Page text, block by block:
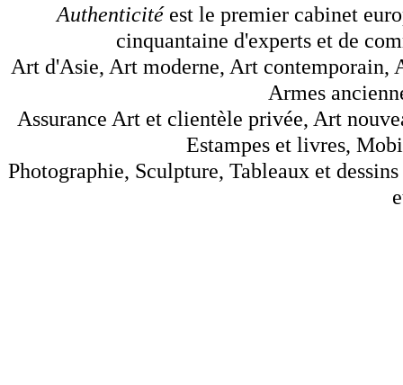
Authenticitéest le premier cabinet
cinquantaine d'experts et de
Art d'Asie, Art moderne, Art contemporain,
Armes
Assurance Art et clientèle privée, Art
Estampes et livres,
Photographie, Sculpture, Tableaux et